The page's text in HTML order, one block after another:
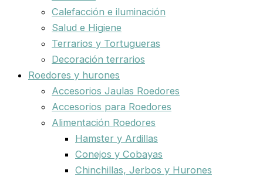
Calefacción e iluminación
Salud e Higiene
Terrarios y Tortugueras
Decoración terrarios
Roedores y hurones
Accesorios Jaulas Roedores
Accesorios para Roedores
Alimentación Roedores
Hamster y Ardillas
Conejos y Cobayas
Chinchillas, Jerbos y Hurones